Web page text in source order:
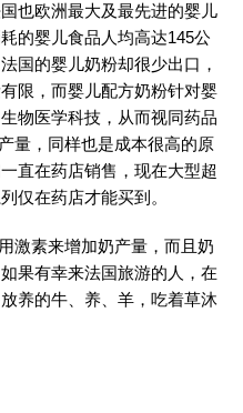
也欧洲最大及最先进的婴儿
的婴儿食品人均高达145公
国的婴儿奶粉却很少出口，
限，而婴儿配方奶粉针对婴
物医学科技，从而视同药品
量，同样也是成本很高的原
直在药店销售，现在大型超
仅在药店才能买到。
激素来增加奶产量，而且奶
果有幸来法国旅游的人，在
养的牛、养、羊，吃着草沐